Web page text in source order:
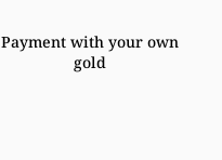
Payment with your own
gold